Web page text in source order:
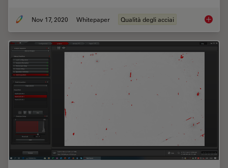
Nov 17, 2020 Whitepaper Qualità degli acciai How